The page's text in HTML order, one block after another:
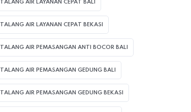
TALANG AIR LAYANAN CEPAT BALI
TALANG AIR LAYANAN CEPAT BEKASI
TALANG AIR PEMASANGAN ANTI BOCOR BALI
TALANG AIR PEMASANGAN GEDUNG BALI
TALANG AIR PEMASANGAN GEDUNG BEKASI